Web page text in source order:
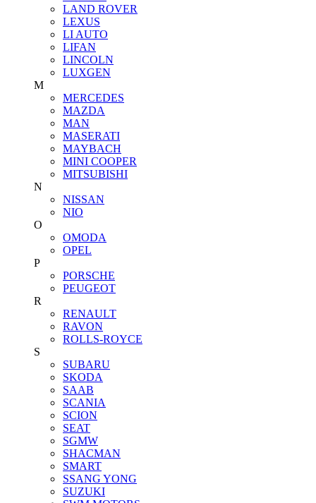
LAND ROVER
LEXUS
LI AUTO
LIFAN
LINCOLN
LUXGEN
M
MERCEDES
MAZDA
MAN
MASERATI
MAYBACH
MINI COOPER
MITSUBISHI
N
NISSAN
NIO
O
OMODA
OPEL
P
PORSCHE
PEUGEOT
R
RENAULT
RAVON
ROLLS-ROYCE
S
SUBARU
SKODA
SAAB
SCANIA
SCION
SEAT
SGMW
SHACMAN
SMART
SSANG YONG
SUZUKI